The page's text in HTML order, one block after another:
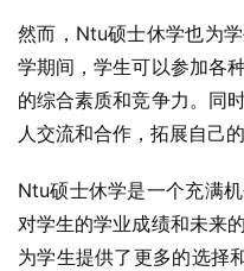
然而，Ntu硕士休学也为
学期间，学生可以参加各
的综合素质和竞争力。同
人交流和合作，拓展自己
Ntu硕士休学是一个充满
对学生的学业成绩和未来
为学生提供了更多的选择